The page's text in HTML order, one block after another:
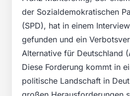
der Sozialdemokratischen
(SPD), hat in einem
gefunden und ein
Alternative für Deutschland
Diese Forderung kommt in
politische Landschaft in